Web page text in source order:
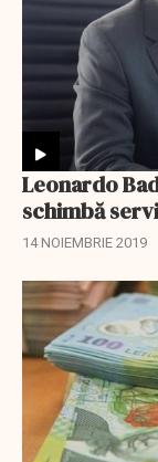
Leonardo
schimbă
14 NOIEMBRIE 2019